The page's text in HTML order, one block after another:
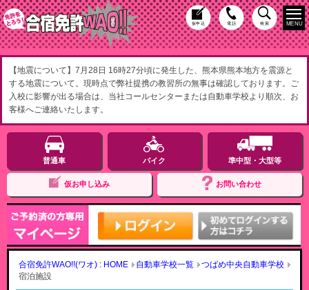
仮申込 電話 検索
【地震について】7月28日 16時27分頃に発生した、熊本県熊本地方を震源と
する地震について。現時点で弊社提携の教習所の無事は確認しております。ご
入校に影響が出る場合は、当社コールセンターまたは自動車学校より順次、お
客様へご連絡いたします。
普通車 バイク 準中型・大型等
仮お申し込み お問い合わせ
MENU
合宿免許WAO!!(ワオ) : HOME 自動車学校一覧
つばめ中央自動車学校
宿泊施設